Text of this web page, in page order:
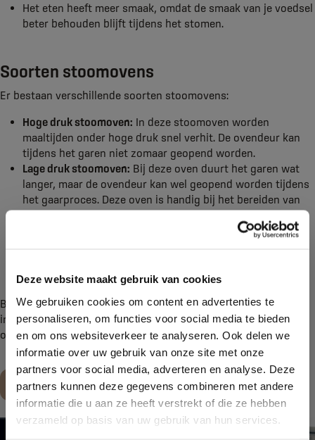
Deze website maakt gebruik van cookies
We gebruiken cookies om content en advertenties te
personaliseren, om functies voor social media te bieden
en om ons websiteverkeer te analyseren. Ook delen we
informatie over uw gebruik van onze site met onze
partners voor social media, adverteren en analyse. Deze
partners kunnen deze gegevens combineren met andere
informatie die u aan ze heeft verstrekt of die ze hebben
verzameld op basis van uw gebruik van hun services.
Het eten heeft meer smaak, omdat de smaak van je voedsel
beter behouden blijft tijdens het stomen.
Soorten stoomovens
Er bestaan verschillende soorten stoomovens:
Hoge druk stoomoven: In deze stoomoven worden
maaltijden onder hoge druk snel verhit. De ovendeur kan
tijdens het garen niet zomaar geopend worden.
Lage druk stoomoven: Bij deze oven duurt het garen wat
langer, maar de ovendeur kan wel geopend worden tijdens
het gaarproces. Deze oven is handig bij het bereiden van
gerechten met verschillende bereidingstijden.
De combi-stoomoven is ook een lage
Ben je geïnteresseerd in een stoomoven of wil je er meer
informatie over? Neem dan contact met ons op of kom langs in
onzeshowroom.
Maak een afspraak